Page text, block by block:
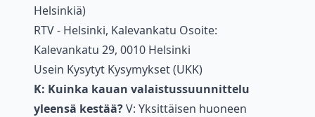
Helsinkiä)
RTV - Helsinki, Kalevankatu Osoite:
Kalevankatu 29, 0010 Helsinki
Usein Kysytyt Kysymykset (UKK)
K: Kuinka kauan valaistussuunnittelu
yleensä kestää?V: Yksittäisen huoneen